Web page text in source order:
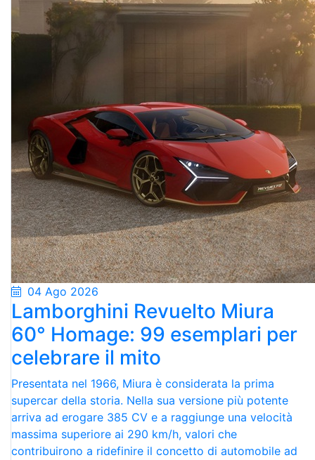
04 Ago 2026
Lamborghini Revuelto Miura
60° Homage: 99 esemplari per
celebrare il mito
Presentata nel 1966, Miura è considerata la prima
supercar della storia. Nella sua versione più potente
arriva ad erogare 385 CV e a raggiunge una velocità
massima superiore ai 290 km/h, valori che
contribuirono a ridefinire il concetto di automobile ad